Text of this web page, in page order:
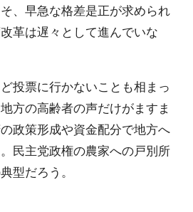
、早急な格差是正が求められ
革は遅々として進んでいな
投票に行かないことも相まっ
方の高齢者の声だけがますま
政策形成や資金配分で地方へ
民主党政権の農家への戸別所
型だろう。